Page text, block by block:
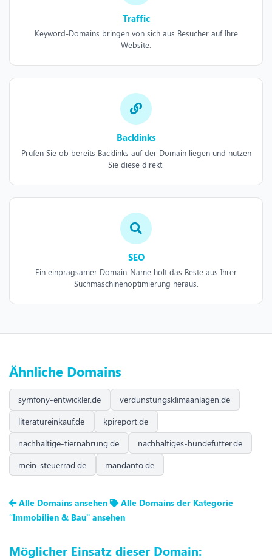
Traffic
Keyword-Domains bringen von sich aus Besucher auf Ihre
Website.
Backlinks
Prüfen Sie ob bereits Backlinks auf der Domain liegen und nutzen
Sie diese direkt.
SEO
Ein einprägsamer Domain-Name holt das Beste aus Ihrer
Suchmaschinenoptimierung heraus.
Ähnliche Domains
symfony-entwickler.de
verdunstungsklimaanlagen.de
literatureinkauf.de
kpireport.de
nachhaltige-tiernahrung.de
nachhaltiges-hundefutter.de
mein-steuerrad.de
mandanto.de
Alle Domains ansehen
Alle Domains der Kategorie
“Immobilien & Bau” ansehen
Möglicher Einsatz dieser Domain: